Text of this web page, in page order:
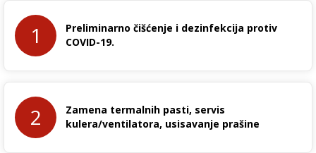
1
Preliminarno čišćenje i dezinfekcija protiv
COVID-19.
2
Zamena termalnih pasti, servis
kulera/ventilatora, usisavanje prašine